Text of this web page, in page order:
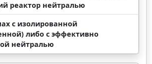
реактор нейтралью
с изолированной
либо с эффективно
нейтралью